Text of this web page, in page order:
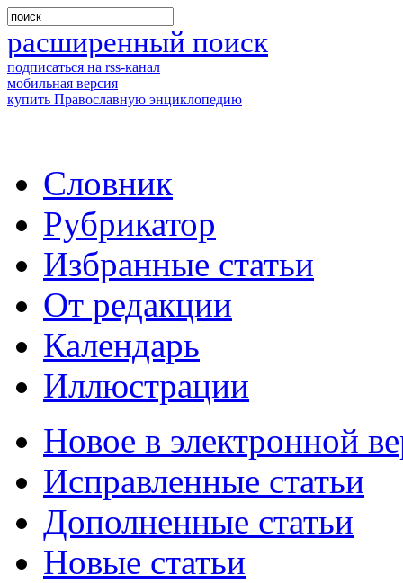
расширенный поиск
подписаться на rss-канал
мобильная версия
купить Православную энциклопедию
Словник
Рубрикатор
Избранные статьи
От редакции
Календарь
Иллюстрации
Новое в электронной
Исправленные статьи
Дополненные статьи
Новые статьи